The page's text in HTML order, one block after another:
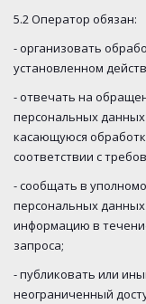
5.2 Оператор обязан:
- организовать
установленном
- отвечать на
персональных
касающуюся
соответствии с
- сообщать в
персональных
информацию в
запроса;
- публиковать или
неограниченный